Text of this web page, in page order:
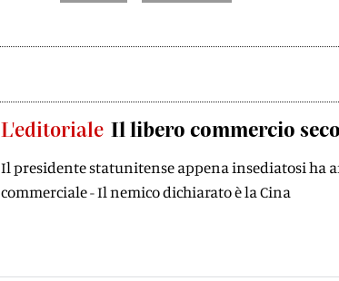
L'editoriale Il libero commercio
Il presidente statunitense appena insediatosi ha
commerciale - Il nemico dichiarato è la Cina